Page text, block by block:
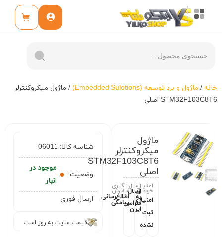
خانه / ماژول و برد توسعه (Embedded Sulotions)
/ ماژول میکروکنترلر
STM32F103C8T6 اصلی
ماژول
میکروکنترلر
STM32F103C8T6
اصلی
امتیاز
خریداران
امتیازی
ثبت
نشده
ارسال
ارسال
به
سراسر
ایران
پیگیری
سفارش
اطلاع‌رسانی
پیامکی
شناسه کالا: 06011
وضعیت:
موجود در
انبار
ارسال فوری
قیمت سایت به روز است